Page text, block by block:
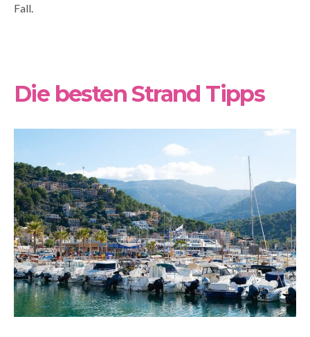
Fall.
Die besten Strand Tipps